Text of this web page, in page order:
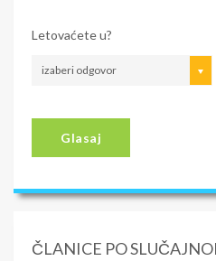
Letovaćete u?
izaberi odgovor
Glasaj
ČLANICE PO